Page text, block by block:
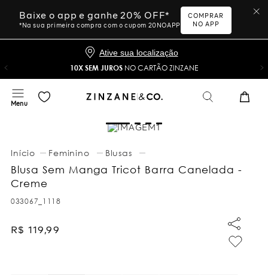
Baixe o app e ganhe 20% OFF*
*Na sua primeira compra com o cupom 20NOAPP
COMPRAR
NO APP
Ative sua localização
10X SEM JUROS NO CARTÃO ZINZANE
Feminino Blusas
Blusa Sem Manga Tricot Barra Canelada -
Creme
033067_1118
R$ 119,99